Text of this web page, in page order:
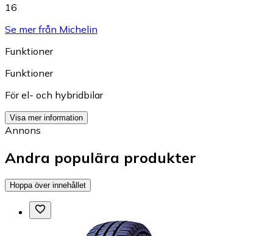
16
Se mer från Michelin
Funktioner
Funktioner
För el- och hybridbilar
Visa mer information
Annons
Andra populära produkter
Hoppa över innehållet